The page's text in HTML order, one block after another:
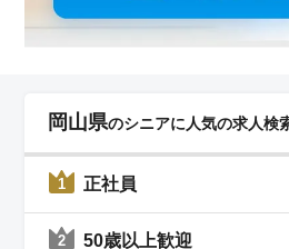
岡山県のシニアに人気の求人検
1 正社員
2 50歳以上歓迎